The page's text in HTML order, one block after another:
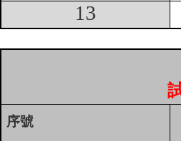
13
序號